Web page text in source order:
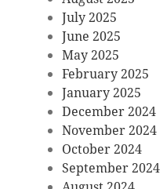
July 2025
June 2025
May 2025
February 2025
January 2025
December 2024
November 2024
October 2024
September 2024